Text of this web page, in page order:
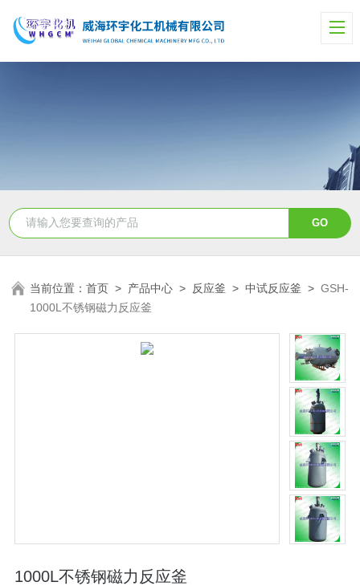
当前位置：首页 > 产品中心 > 反应釜 >中试反应釜 >GSH-
1000L不锈钢磁力反应釜
1000L不锈钢磁力反应釜